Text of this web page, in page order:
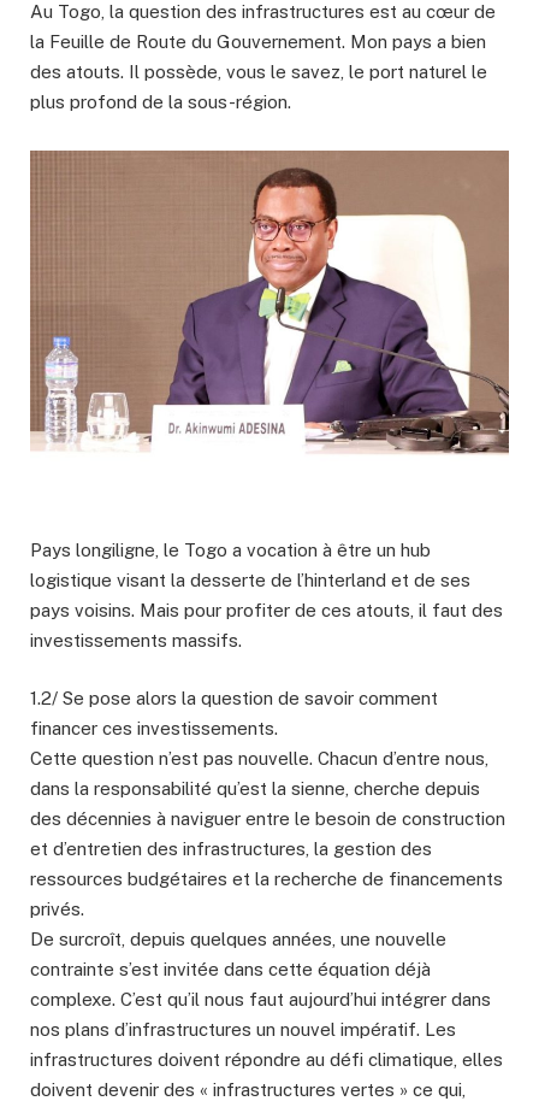
Au Togo, la question des infrastructures est au cœur de
la Feuille de Route du Gouvernement. Mon pays a bien
des atouts. Il possède, vous le savez, le port naturel le
plus profond de la sous-région.
Pays longiligne, le Togo a vocation à être un hub
logistique visant la desserte de l’hinterland et de ses
pays voisins. Mais pour profiter de ces atouts, il faut des
investissements massifs.
1.2/ Se pose alors la question de savoir comment
financer ces investissements.
Cette question n’est pas nouvelle. Chacun d’entre nous,
dans la responsabilité qu’est la sienne, cherche depuis
des décennies à naviguer entre le besoin de construction
et d’entretien des infrastructures, la gestion des
ressources budgétaires et la recherche de financements
privés.
De surcroît, depuis quelques années, une nouvelle
contrainte s’est invitée dans cette équation déjà
complexe. C’est qu’il nous faut aujourd’hui intégrer dans
nos plans d’infrastructures un nouvel impératif. Les
infrastructures doivent répondre au défi climatique, elles
doivent devenir des « infrastructures vertes » ce qui,